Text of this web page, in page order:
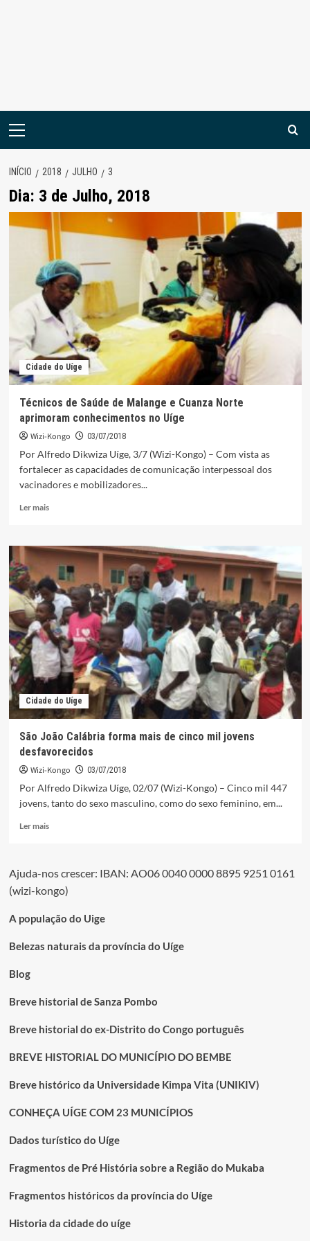
Menu
INÍCIO 2018 JULHO 3
Dia: 3 de Julho, 2018
Cidade do Uíge
Técnicos de Saúde de Malange e Cuanza Norte
aprimoram conhecimentos no Uíge
Wizi-Kongo 03/07/2018
Por Alfredo Dikwiza Uíge, 3/7 (Wizi-Kongo) – Com vista as
fortalecer as capacidades de comunicação interpessoal dos
vacinadores e mobilizadores...
Ler maisLeia
Técnicos
de
Saúde
de
Malange
Cuanza
Norte
aprimoram
conhecimentos
no
Cidade do Uíge
São João Calábria forma mais de cinco mil jovens
desfavorecidos
Wizi-Kongo 03/07/2018
Por Alfredo Dikwiza Uíge, 02/07 (Wizi-Kongo) – Cinco mil 447
jovens, tanto do sexo masculino, como do sexo feminino, em...
Ler maisLeia
João
Calábria
mais
cinco
Ajuda-nos crescer: IBAN: AO06 0040 0000 8895 9251 0161
(wizi-kongo)
A população do Uige
Belezas naturais da província do Uíge
Blog
Breve historial de Sanza Pombo
Breve historial do ex-Distrito do Congo português
BREVE HISTORIAL DO MUNICÍPIO DO BEMBE
Breve histórico da Universidade Kimpa Vita (UNIKIV)
CONHEÇA UÍGE COM 23 MUNICÍPIOS
Dados turístico do Uíge
Fragmentos de Pré História sobre a Região do Mukaba
Fragmentos históricos da província do Uíge
Historia da cidade do uíge